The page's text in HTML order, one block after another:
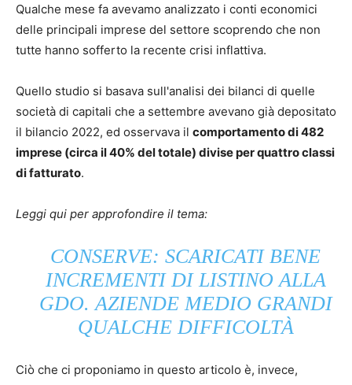
Qualche mese fa avevamo analizzato i conti economici
delle principali imprese del settore scoprendo che non
tutte hanno sofferto la recente crisi inflattiva.
Quello studio si basava sull'analisi dei bilanci di quelle
società di capitali che a settembre avevano già depositato
il bilancio 2022, ed osservava il comportamento di 482
imprese (circa il 40% del totale) divise per quattro classi
di fatturato.
Leggi qui per approfondire il tema:
CONSERVE: SCARICATI BENE
INCREMENTI DI LISTINO ALLA
GDO. AZIENDE MEDIO GRANDI
QUALCHE DIFFICOLTÀ
Ciò che ci proponiamo in questo articolo è, invece,